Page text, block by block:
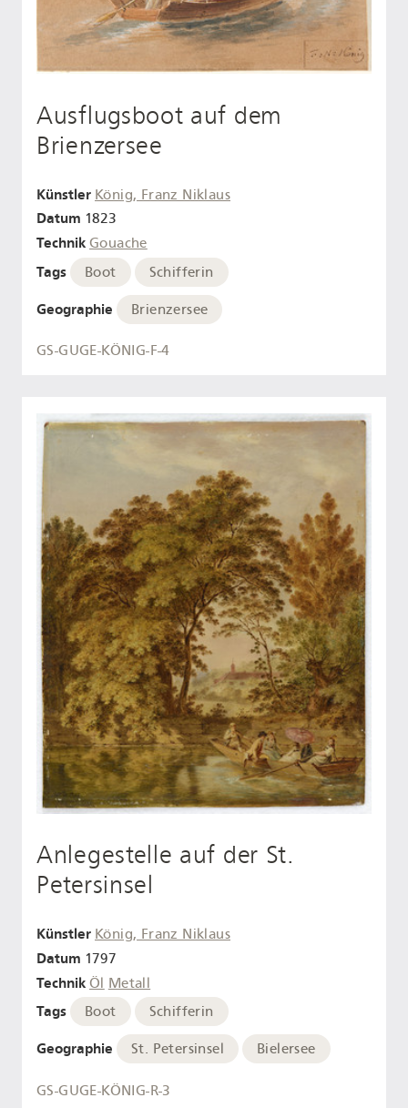
Ausflugsboot auf dem
Brienzersee
Künstler König, Franz Niklaus
Datum 1823
Technik Gouache
Tags Boot Schifferin
Geographie Brienzersee
GS-GUGE-KÖNIG-F-4
Anlegestelle auf der St.
Petersinsel
Künstler König, Franz Niklaus
Datum 1797
Technik Öl Metall
Tags Boot Schifferin
Geographie St. Petersinsel Bielersee
GS-GUGE-KÖNIG-R-3